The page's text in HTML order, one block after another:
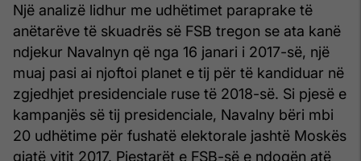
Një analizë lidhur me udhëtimet paraprake të
anëtarëve të skuadrës së FSB tregon se ata kanë
ndjekur Navalnyn që nga 16 janari i 2017-së, një
muaj pasi ai njoftoi planet e tij për të kandiduar në
zgjedhjet presidenciale ruse të 2018-së. Si pjesë e
kampanjës së tij presidenciale, Navalny bëri mbi
20 udhëtime për fushatë elektorale jashtë Moskës
gjatë vitit 2017. Pjestarët e FSB-së e ndoqën atë